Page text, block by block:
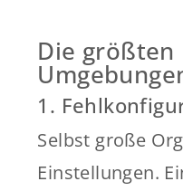
Die
1.
Selbst große
Einstellungen.